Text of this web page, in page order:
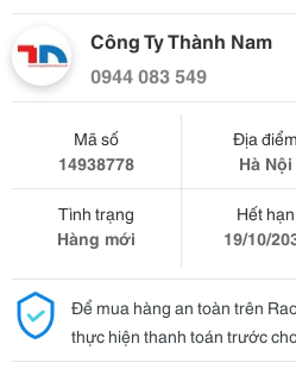
Công Ty Thành Nam
0944 083 549
Mã số
14938778
Địa điểm
Hà Nội
Tình trạng
Hàng mới
Hết hạn
19/10/
Để mua hàng an toàn trên
thực hiện thanh toán trước